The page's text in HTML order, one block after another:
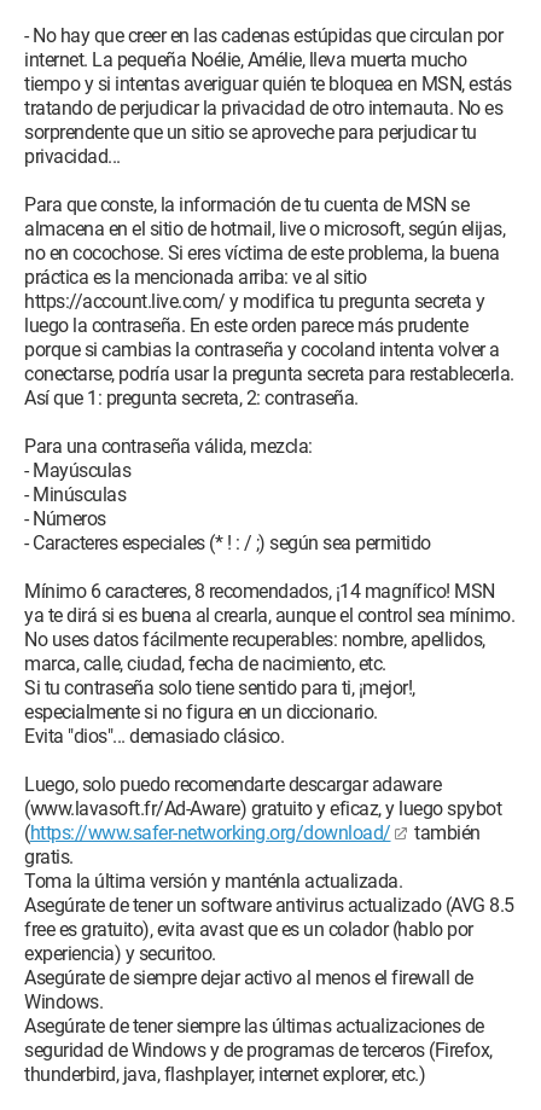
- No hay que creer en las cadenas estúpidas que circulan por
internet. La pequeña Noélie, Amélie, lleva muerta mucho
tiempo y si intentas averiguar quién te bloquea en MSN, estás
tratando de perjudicar la privacidad de otro internauta. No es
sorprendente que un sitio se aproveche para perjudicar tu
privacidad...
Para que conste, la información de tu cuenta de MSN se
almacena en el sitio de hotmail, live o microsoft, según elijas,
no en cocochose. Si eres víctima de este problema, la buena
práctica es la mencionada arriba: ve al sitio
https://account.live.com/ y modifica tu pregunta secreta y
luego la contraseña. En este orden parece más prudente
porque si cambias la contraseña y cocoland intenta volver a
conectarse, podría usar la pregunta secreta para restablecerla.
Así que 1: pregunta secreta, 2: contraseña.
Para una contraseña válida, mezcla:
- Mayúsculas
- Minúsculas
- Números
- Caracteres especiales (* ! : / ;) según sea permitido
Mínimo 6 caracteres, 8 recomendados, ¡14 magnífico! MSN
ya te dirá si es buena al crearla, aunque el control sea mínimo.
No uses datos fácilmente recuperables: nombre, apellidos,
marca, calle, ciudad, fecha de nacimiento, etc.
Si tu contraseña solo tiene sentido para ti, ¡mejor!,
especialmente si no figura en un diccionario.
Evita "dios"... demasiado clásico.
Luego, solo puedo recomendarte descargar adaware
(www.lavasoft.fr/Ad-Aware) gratuito y eficaz, y luego spybot
(https://www.safer-networking.org/download/
también
gratis.
Toma la última versión y manténla actualizada.
Asegúrate de tener un software antivirus actualizado (AVG 8.5
free es gratuito), evita avast que es un colador (hablo por
experiencia) y securitoo.
Asegúrate de siempre dejar activo al menos el firewall de
Windows.
Asegúrate de tener siempre las últimas actualizaciones de
seguridad de Windows y de programas de terceros (Firefox,
thunderbird, java, flashplayer, internet explorer, etc.)